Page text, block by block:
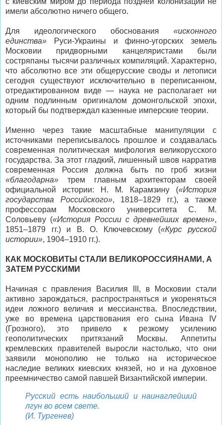
имели абсолютно ничего общего.
Для идеологического обоснования «исконного
единства» Руси-Украины и финно-угорских земель
Московии придворными канцеляристами были
состряпаны тысячи различных компиляций. Характерно,
что абсолютно все эти общерусские своды и летописи
сегодня существуют исключительно в переписанном,
отредактированном виде — наука не располагает ни
одним подлинным оригиналом домонгольской эпохи,
который бы подтверждал казенные имперские теории.
Именно через такие масштабные манипуляции с
источниками переписывалось прошлое и создавалась
современная политическая мифология великорусского
государства. За этот гладкий, лишенный швов нарратив
современная Россия должна быть по гроб жизни
«благодарна» трем главным архитекторам своей
официальной истории: Н. М. Карамзину («История
государства Российского», 1818–1829 гг.), а также
профессорам Московского университета С. М.
Соловьеву («История России с древнейших времен»,
1851–1879 гг.) и В. О. Ключевскому («Курс русской
истории», 1904–1910 гг.).
КАК МОСКОВИТЫ СТАЛИ ВЕЛИКОРОССИЯНАМИ, А
ЗАТЕМ РУССКИМИ
Начиная с правления Василия III, в Московии стали
активно зарождаться, распространяться и укореняться
идеи ложного величия и мессианства. Впоследствии,
уже во времена царствования его сына Ивана IV
(Грозного), это привело к резкому усилению
геополитических притязаний Москвы. Аппетиты
кремлевских правителей выросли настолько, что они
заявили монополию не только на историческое
наследие великих киевских князей, но и на духовное
преемничество самой павшей Византийской империи.
Русский есть наибольший и наинаглейший
лгун во всем свете.
(И. Тургенев)